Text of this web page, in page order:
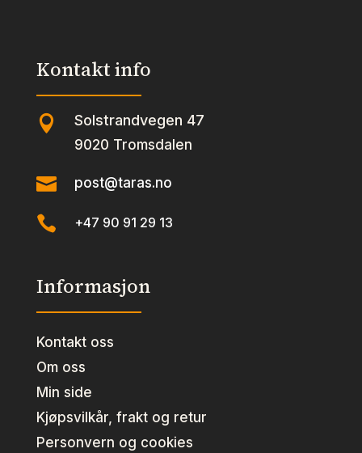
Kontakt info
 Solstrandvegen 47
9020 Tromsdalen
 post@taras.no
 +47 90 91 29 13
Informasjon
Kontakt oss
Om oss
Min side
Kjøpsvilkår, frakt og retur
Personvern og cookies